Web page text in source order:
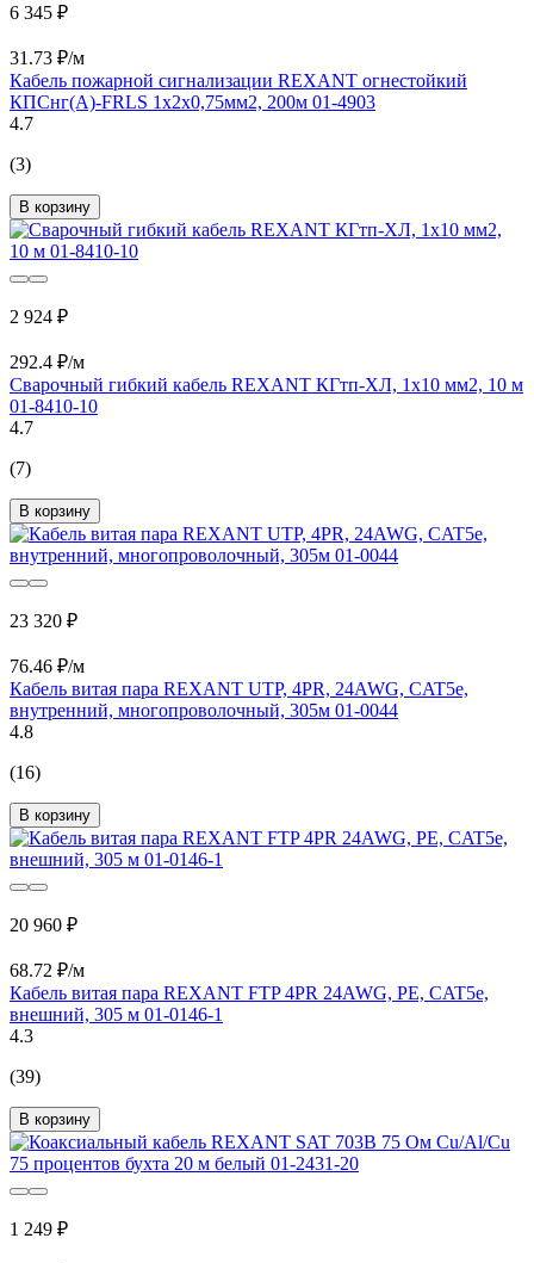
6 345 ₽
31.73 ₽/м
Кабель пожарной сигнализации REXANT огнестойкий
КПСнг(А)-FRLS 1х2х0,75мм2, 200м 01-4903
4.7
(3)
В корзину
2 924 ₽
292.4 ₽/м
Сварочный гибкий кабель REXANT КГтп-ХЛ, 1х10 мм2, 10 м
01-8410-10
4.7
(7)
В корзину
23 320 ₽
76.46 ₽/м
Кабель витая пара REXANT UTP, 4PR, 24AWG, CAT5e,
внутренний, многопроволочный, 305м 01-0044
4.8
(16)
В корзину
20 960 ₽
68.72 ₽/м
Кабель витая пара REXANT FTP 4PR 24AWG, PE, CAT5e,
внешний, 305 м 01-0146-1
4.3
(39)
В корзину
1 249 ₽